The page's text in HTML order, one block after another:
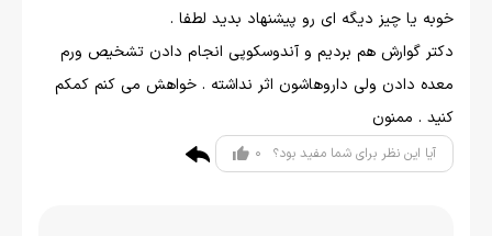
خوبه یا چیز دیگه ای رو پیشنهاد بدید لطفا .
دکتر گوارش هم بردیم و آندوسکوپی انجام دادن تشخیص ورم
معده دادن ولی داروهاشون اثر نداشته . خواهش می کنم کمکم
کنید . ممنون
آیا این نظر برای شما مفید بود؟ 0